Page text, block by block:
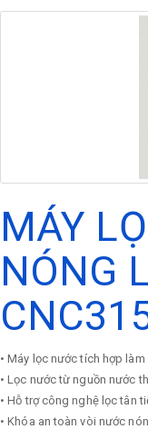
MÁY
NÓNG
• Máy lọc nước tích hợp
• Lọc nước từ nguồn nước
• Hỗ trợ công nghệ lọc tân
• Khóa an toàn vòi nước